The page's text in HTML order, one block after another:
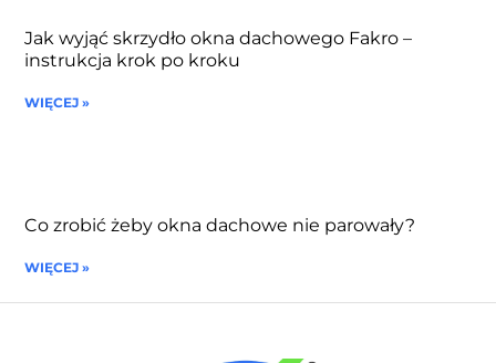
Jak wyjąć skrzydło okna dachowego Fakro –
instrukcja krok po kroku
WIĘCEJ »
Co zrobić żeby okna dachowe nie parowały?
WIĘCEJ »